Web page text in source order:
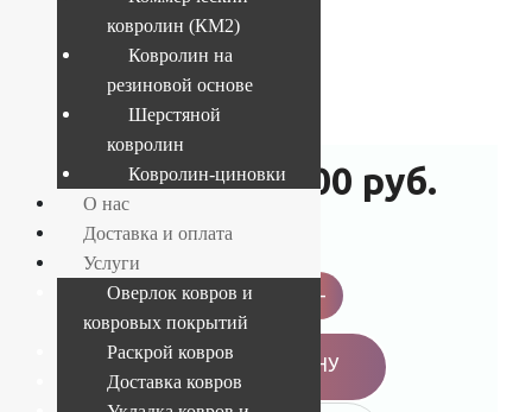
Текущий размер:2x25 м
4841227323086
605 000руб. 550 000 руб.
-
шерстяная
Premiera
2x25
255
4
50635
+
В КОРЗИНУ
ковролин (КМ2)
Ковролин на
резиновой основе
Шерстяной
ковролин
Ковролин-циновки
О нас
Доставка и оплата
Услуги
Оверлок ковров и
ковровых покрытий
Раскрой ковров
Доставка ковров